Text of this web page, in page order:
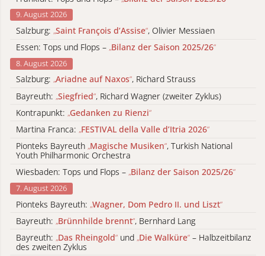
9. August 2026
Salzburg: „Saint François d’Assise“, Olivier Messiaen
Essen: Tops und Flops – „Bilanz der Saison 2025/26“
8. August 2026
Salzburg: „Ariadne auf Naxos“, Richard Strauss
Bayreuth: „Siegfried“, Richard Wagner (zweiter Zyklus)
Kontrapunkt: „Gedanken zu Rienzi“
Martina Franca: „FESTIVAL della Valle d’Itria 2026“
Pionteks Bayreuth „Magische Musiken“, Turkish National
Youth Philharmonic Orchestra
Wiesbaden: Tops und Flops – „Bilanz der Saison 2025/26“
7. August 2026
Pionteks Bayreuth: „Wagner, Dom Pedro II. und Liszt“
Bayreuth: „Brünnhilde brennt“, Bernhard Lang
Bayreuth: „Das Rheingold“ und „Die Walküre“ – Halbzeitbilanz
des zweiten Zyklus